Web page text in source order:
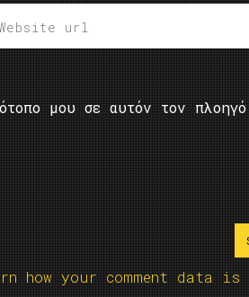
μου σε αυτόν τον
how your comment data is